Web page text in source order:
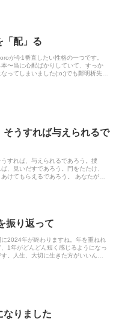
「配」る
が今1番直したい性格の一つです。
〜当に心配ばかりしていて、すっか
なってしまいました(;o;)でも鄭明析先生
そうすれば与えられるで
うすれば、与えられるであろう。捜
、見いだすであろう。門をたたけ、
けてもらえるであろう。 あなたがた
振り返って
2024年が終わりますね。年を重ねれ
1年がどんどん短く感じるようになっ
。人生、大切に生きた方がいいんだ
なりました